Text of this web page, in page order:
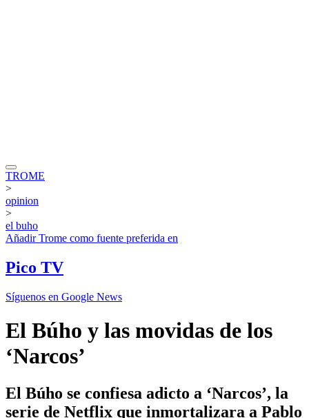
TROME
>
opinion
>
el buho
AñadirTrome como fuente preferida en
Pico TV
Síguenos en Google News
El Búho y las movidas de los
‘Narcos’
El Búho se confiesa adicto a ‘Narcos’, la
serie de Netflix que inmortalizara a Pablo